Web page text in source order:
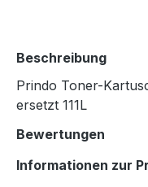
Beschreibung
Prindo Toner-
ersetzt 111L
Bewertungen
Informationen zur